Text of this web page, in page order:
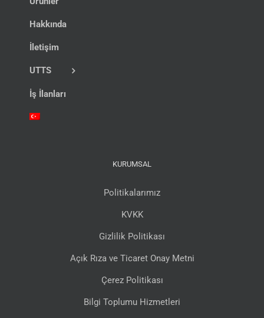
Hakkında
İletişim
UTTS
İş İlanları
KURUMSAL
Politikalarımız
KVKK
Gizlilik Politikası
Açık Rıza ve Ticaret Onay Metni
Çerez Politikası
Bilgi Toplumu Hizmetleri